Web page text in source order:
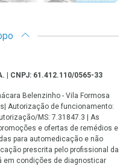
| CNPJ: 61.412.110/0565-33
Belenzinho - Vila Formosa
Autorização de funcionamento:
MS: 7.31847.3 | As
e ofertas de remédios e
para automedicação e não
prescrita pelo profissional da
em condições de diagnosticar